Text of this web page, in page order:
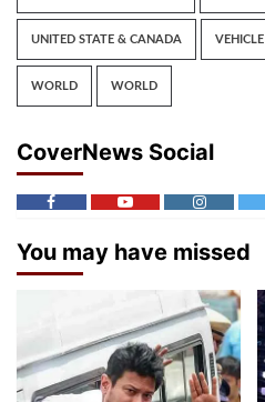
UNITED STATE & CANADA VEHICLE
WORLD WORLD
CoverNews Social
You may have missed